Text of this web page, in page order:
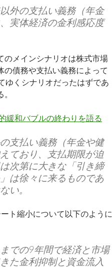
外の支払い義務（年金
実体経済の金利感応度
のメインシナリオは株式市場
債務や支払い義務によって
ゆくシナリオだったはずであ
緩和バブルの終わりを語る
支払い義務（年金や健
ており、支払期限が迫
次第に大きな「引き締
は徐々に来るものであ
い。
ト縮小について以下のように
での9年間で経済と市場
た金利抑制と資金流入